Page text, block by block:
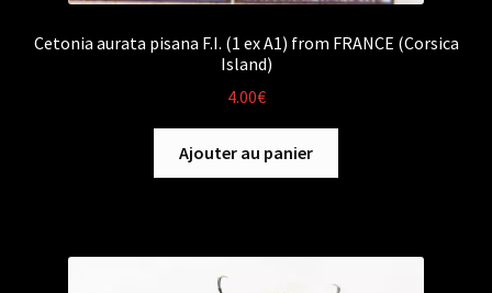
Cetonia aurata pisana F.I. (1 ex A1) from FRANCE (Corsica
Island)
4.00€
Ajouter au panier